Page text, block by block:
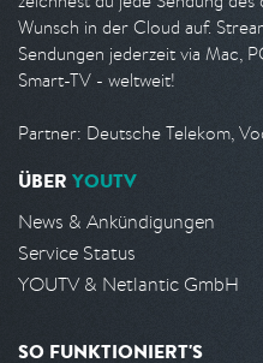
Wunsch in der Cloud auf.
Sendungen jederzeit via Mac,
Smart-TV - weltweit!
Partner: Deutsche Telekom,
ÜBER YOUTV
News & Ankündigungen
Service Status
YOUTV & Netlantic GmbH
SO FUNKTIONIERT'S